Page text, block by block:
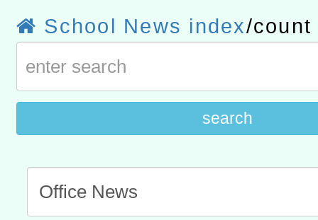
赴陸應申請許可一案
轉知經濟部水利署委託財
研究院辦理「115年表揚
115年8月22日(星期六)辦
School News index/count
search